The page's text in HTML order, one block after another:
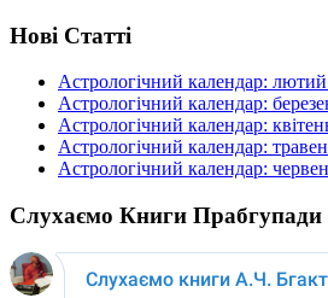
Нові Статті
Астрологічний календар:
Астрологічний календар:
Астрологічний календар:
Астрологічний календар:
Астрологічний календар:
Слухаємо Книги Прабгупади